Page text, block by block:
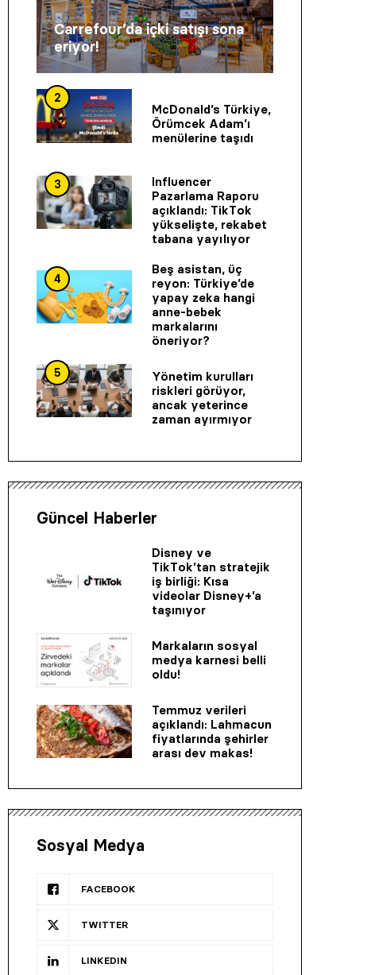
Carrefour’da içki satışı sona
eriyor!
2
McDonald’s Türkiye,
Örümcek Adam’ı
menülerine taşıdı
3
Influencer
Pazarlama Raporu
açıklandı: TikTok
yükselişte, rekabet
tabana yayılıyor
4
Beş asistan, üç
reyon: Türkiye’de
yapay zeka hangi
anne-bebek
markalarını
öneriyor?
5
Yönetim kurulları
riskleri görüyor,
ancak yeterince
zaman ayırmıyor
Güncel Haberler
Disney ve
TikTok’tan stratejik
iş birliği: Kısa
videolar Disney+’a
taşınıyor
Markaların sosyal
medya karnesi belli
oldu!
Temmuz verileri
açıklandı: Lahmacun
fiyatlarında şehirler
arası dev makas!
Sosyal Medya
FACEBOOK
TWITTER
LINKEDIN